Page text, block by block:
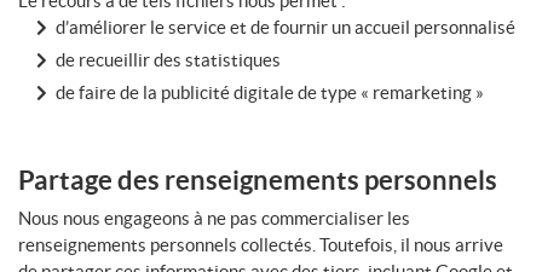
d’améliorer le service et de fournir un accueil personnalisé
de recueillir des statistiques
de faire de la publicité digitale de type « remarketing »
Partage des renseignements personnels
Nous nous engageons à ne pas commercialiser les
renseignements personnels collectés. Toutefois, il nous arrive